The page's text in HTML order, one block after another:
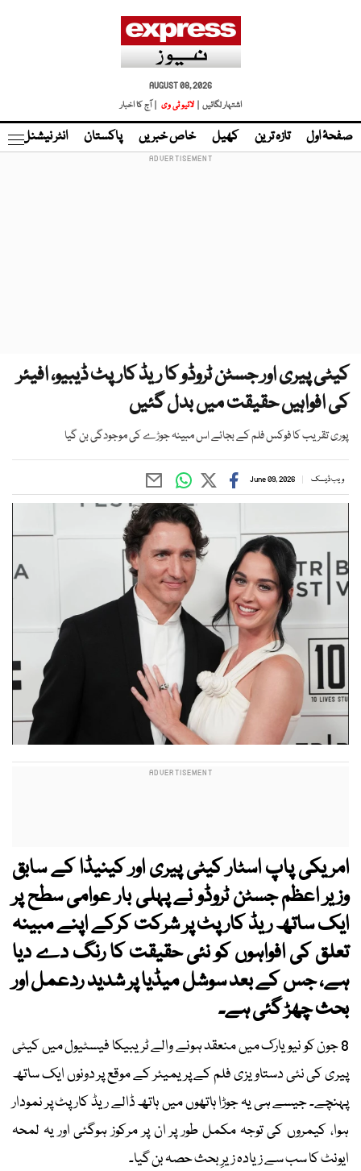
AUGUST 08, 2026
اشتہار لگائیں |
لائیو ٹی وی | آج کا اخبار
صفحۂ اول تازہ ترین کھیل خاص خبریں پاکستان انٹر نیشنل
کیٹی پیری اور جسٹن ٹروڈو کا ریڈ کارپٹ ڈیبیو، افیئر
کی افواہیں حقیقت میں بدل گئیں
پوری تقریب کا فوکس فلم کے بجائے اس مبینہ جوڑے کی موجودگی بن گیا
ویب ڈیسک June 09, 2026
امریکی پاپ اسٹار کیٹی پیری اور کینیڈا کے سابق
وزیر اعظم جسٹن ٹروڈو نے پہلی بار عوامی سطح پر
ایک ساتھ ریڈ کارپٹ پر شرکت کرکے اپنے مبینہ
تعلق کی افواہوں کو نئی حقیقت کا رنگ دے دیا
ہے، جس کے بعد سوشل میڈیا پر شدید ردعمل اور
بحث چھڑ گئی ہے۔
8 جون کو نیویارک میں منعقد ہونے والے ٹریبیکا فیسٹیول میں کیٹی
پیری کی نئی دستاویزی فلم کے پریمیئر کے موقع پر دونوں ایک ساتھ
پہنچے۔ جیسے ہی یہ جوڑا ہاتھوں میں ہاتھ ڈالے ریڈ کارپٹ پر نمودار
ہوا، کیمروں کی توجہ مکمل طور پر ان پر مرکوز ہوگئی اور یہ لمحہ
ایونٹ کا سب سے زیادہ زیرِ بحث حصہ بن گیا۔